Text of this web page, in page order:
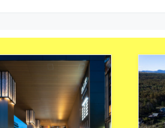
、執務空間で